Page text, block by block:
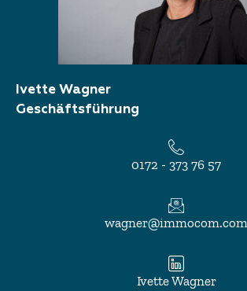
Ivette Wagner
Geschäftsführung
0172 - 373 76 57
wagner@immocom.com
Ivette Wagner